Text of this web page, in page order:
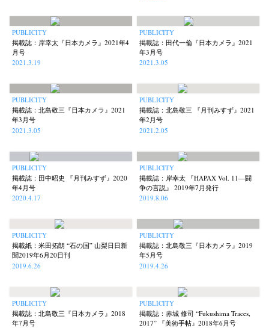
(7) (27) (6)
Kazuyuki Kawaguchi (267) Keizo Kitajima
Mariko Takahashi (23) Masako Matsui Masashi Otomo (47) Nana Kakuda
Naoki Ohji (38) Nick Haymes
Postwar and Shōwa-Era Publication
Renchan (21) Review (23) Rintaro Kameoka (32) Shoreline (56) Special Exhibitions
Takuro Yoneda Untitled Records
PUBLICITY
掲載誌：岸幸太『日本カメラ』2021年4
月号
2021.3.19
PUBLICITY
掲載誌：田代一倫『日本カメラ』2021
年3月号
2021.3.05
PUBLICITY
掲載誌：北島敬三『日本カメラ』2021
年3月号
2021.3.05
PUBLICITY
掲載誌：北島敬三 『月刊みすず』2021
年2月号
2021.2.05
PUBLICITY
掲載誌：田中昭史 『月刊みすず』2020
年4月号
2020.4.17
PUBLICITY
掲載誌：岸幸太 『HAPAX Vol. 11—闘
争の言説』 2019年7月発行
2019.8.06
PUBLICITY
掲載紙：米田拓朗 “石の国” 山梨日日新
聞2019年6月20日刊
2019.6.26
PUBLICITY
掲載誌：北島敬三『日本カメラ』2019
年5月号
2019.4.26
PUBLICITY
掲載誌：北島敬三『日本カメラ』2018
年7月号
PUBLICITY
掲載誌：赤城 修司 “Fukushima Traces,
2017” 『美術手帖』2018年6月号